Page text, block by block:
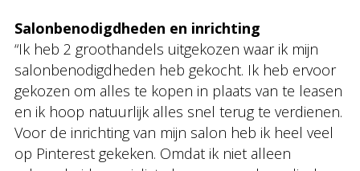
Salonbenodigdheden en inrichting
“Ik heb 2 groothandels uitgekozen waar ik mijn
salonbenodigdheden heb gekocht. Ik heb ervoor
gekozen om alles te kopen in plaats van te leasen
en ik hoop natuurlijk alles snel terug te verdienen.
Voor de inrichting van mijn salon heb ik heel veel
op Pinterest gekeken. Omdat ik niet alleen